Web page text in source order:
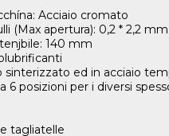
Acciaio cromato
(Max apertura): 0,2 * 2,2 mm
140 mm
sinterizzato ed in acciaio
6 posizioni per i diversi
tagliatelle